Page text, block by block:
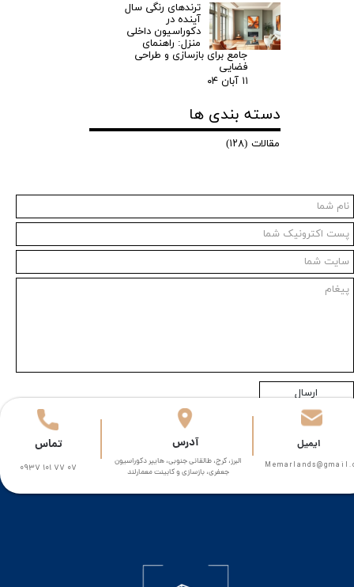
ارسال
ترندهای رنگی سال
آینده در
دکوراسیون داخلی
منزل: راهنمای
جامع برای بازسازی و طراحی
فضایی
۱۱ آبان ۰۴
دسته بندی ها
مقالات (۱۲۸)
البرز، کرج، طالقانی جنوبی، هایپر دکوراسیون
جعفری، بازسازی و کابینت معمارلند
0937 101 77 07
​آدرس ​​ایمیل تماس